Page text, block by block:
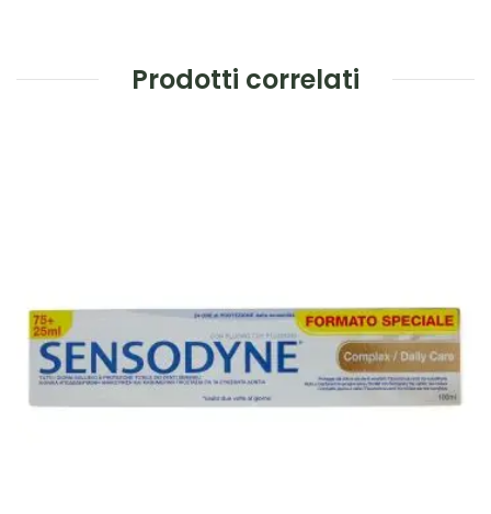
Prodotti correlati